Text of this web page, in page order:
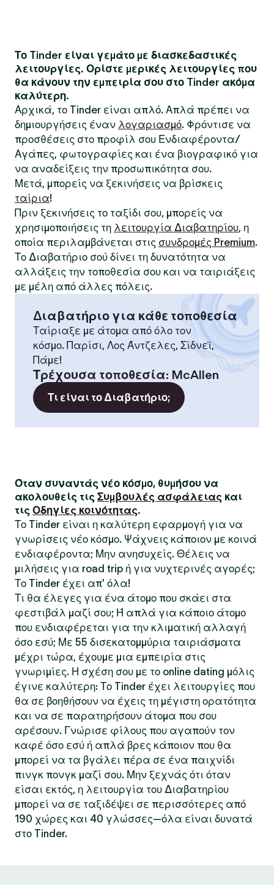
Το Tinder είναι γεμάτο με διασκεδαστικές
λειτουργίες. Ορίστε μερικές λειτουργίες που
θα κάνουν την εμπειρία σου στο Tinder ακόμα
καλύτερη.
Αρχικά, το Tinder είναι απλό. Απλά πρέπει να
δημιουργήσεις έναν λογαριασμό. Φρόντισε να
προσθέσεις στο προφίλ σου Ενδιαφέροντα/
Αγάπες, φωτογραφίες και ένα βιογραφικό για
να αναδείξεις την προσωπικότητα σου.
Μετά, μπορείς να ξεκινήσεις να βρίσκεις
ταίρια!
Πριν ξεκινήσεις το ταξίδι σου, μπορείς να
χρησιμοποιήσεις τη λειτουργία Διαβατηρίου, η
οποία περιλαμβάνεται στις συνδρομές Premium.
Το Διαβατήριο σού δίνει τη δυνατότητα να
αλλάξεις την τοποθεσία σου και να ταιριάξεις
με μέλη από άλλες πόλεις.
Διαβατήριο για κάθε τοποθεσία
Ταίριαξε με άτομα από όλο τον
κόσμο. Παρίσι, Λος Άντζελες, Σίδνεϊ,
Πάμε!
Τρέχουσα τοποθεσία: McAllen
Τι είναι το Διαβατήριο;
Όταν συναντάς νέο κόσμο, θυμήσου να
ακολουθείς τις Συμβουλές ασφάλειας και
τις Οδηγίες κοινότητας.
Το Tinder είναι η καλύτερη εφαρμογή για να
γνωρίσεις νέο κόσμο. Ψάχνεις κάποιον με κοινά
ενδιαφέροντα; Μην ανησυχείς. Θέλεις να
μιλήσεις για road trip ή για νυχτερινές αγορές;
Το Tinder έχει απ' όλα!
Τι θα έλεγες για ένα άτομο που σκάει στα
φεστιβάλ μαζί σου; Ή απλά για κάποιο άτομο
που ενδιαφέρεται για την κλιματική αλλαγή
όσο εσύ; Με 55 δισεκατομμύρια ταιριάσματα
μέχρι τώρα, έχουμε μια εμπειρία στις
γνωριμίες. Η σχέση σου με το online dating μόλις
έγινε καλύτερη: Το Tinder έχει λειτουργίες που
θα σε βοηθήσουν να έχεις τη μέγιστη ορατότητα
και να σε παρατηρήσουν άτομα που σου
αρέσουν. Γνώρισε φίλους που αγαπούν τον
καφέ όσο εσύ ή απλά βρες κάποιον που θα
μπορεί να τα βγάλει πέρα σε ένα παιχνίδι
πινγκ πονγκ μαζί σου. Μην ξεχνάς ότι όταν
είσαι εκτός, η λειτουργία του Διαβατηρίου
μπορεί να σε ταξιδέψει σε περισσότερες από
190 χώρες και 40 γλώσσες—όλα είναι δυνατά
στο Tinder.